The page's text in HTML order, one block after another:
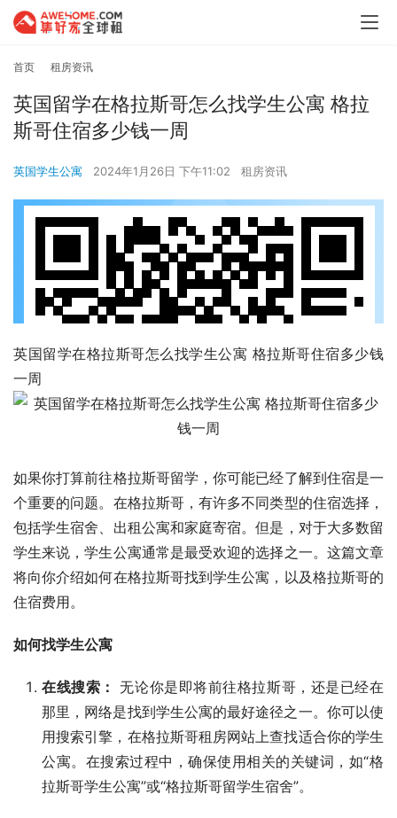
首页 租房资讯
英国留学在格拉斯哥怎么找学生公寓 格拉
斯哥住宿多少钱一周
英国学生公寓 2024年1月26日 下午11:02 租房资讯
英国留学在格拉斯哥怎么找学生公寓 格拉斯哥住宿多少钱
一周
如果你打算前往格拉斯哥留学，你可能已经了解到住宿是一
个重要的问题。在格拉斯哥，有许多不同类型的住宿选择，
包括学生宿舍、出租公寓和家庭寄宿。但是，对于大多数留
学生来说，学生公寓通常是最受欢迎的选择之一。这篇文章
将向你介绍如何在格拉斯哥找到学生公寓，以及格拉斯哥的
住宿费用。
如何找学生公寓
在线搜索： 无论你是即将前往格拉斯哥，还是已经在
那里，网络是找到学生公寓的最好途径之一。你可以使
用搜索引擎，在格拉斯哥租房网站上查找适合你的学生
公寓。在搜索过程中，确保使用相关的关键词，如“格
拉斯哥学生公寓”或“格拉斯哥留学生宿舍”。